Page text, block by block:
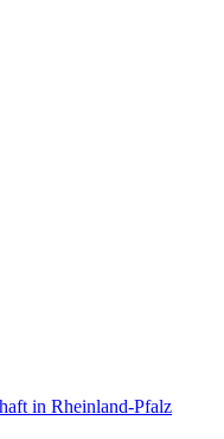
in Rheinland-Pfalz